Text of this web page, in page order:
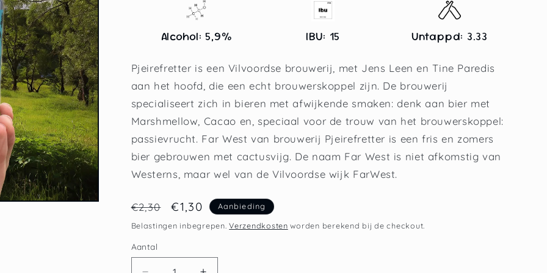
Alcohol: 5,9% IBU: 15 Untappd: 3.33
Pjeirefretter is een Vilvoordse brouwerij, met Jens Leen en Tine Paredis
aan het hoofd, die een echt brouwerskoppel zijn. De brouwerij
specialiseert zich in bieren met afwijkende smaken: denk aan bier met
Marshmellow, Cacao en, speciaal voor de trouw van het brouwerskoppel:
passievrucht. Far West van brouwerij Pjeirefretter is een fris en zomers
bier gebrouwen met cactusvijg. De naam Far West is niet afkomstig van
Westerns, maar wel van de Vilvoordse wijk FarWest.
Normale
prijs
€2,30 Aanbiedingsprijs
€1,30
Aanbieding
Belastingen inbegrepen.Verzendkosten worden berekend bij de checkout.
Aantal